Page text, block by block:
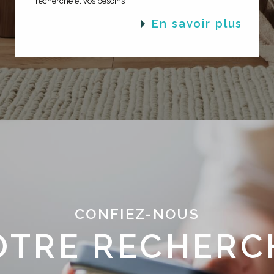
en savoir plus
CONFIEZ-NOUS